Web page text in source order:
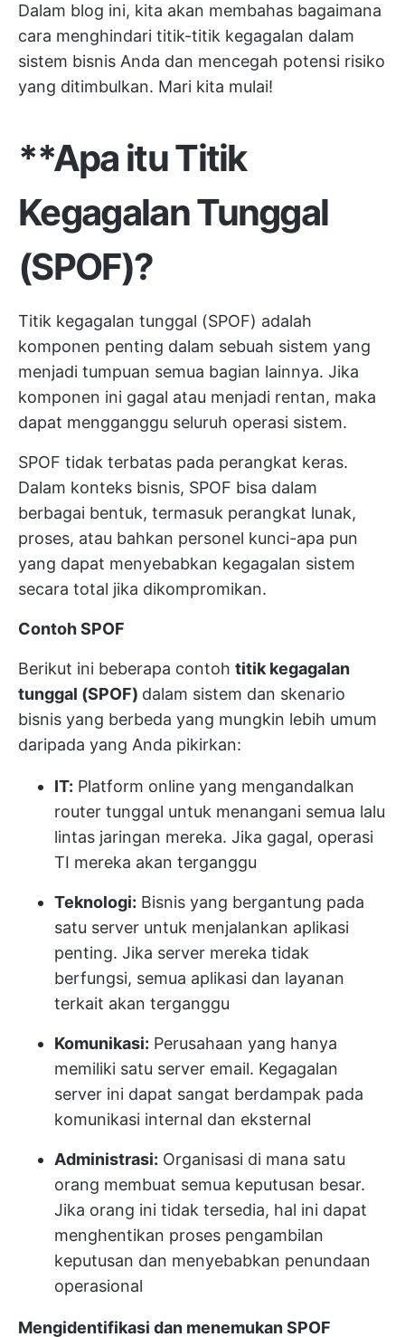
Dalam blog ini, kita akan membahas bagaimana
cara menghindari titik-titik kegagalan dalam
sistem bisnis Anda dan mencegah potensi risiko
yang ditimbulkan. Mari kita mulai!
**Apa itu Titik
Kegagalan Tunggal
(SPOF)?
Titik kegagalan tunggal (SPOF) adalah
komponen penting dalam sebuah sistem yang
menjadi tumpuan semua bagian lainnya. Jika
komponen ini gagal atau menjadi rentan, maka
dapat mengganggu seluruh operasi sistem.
SPOF tidak terbatas pada perangkat keras.
Dalam konteks bisnis, SPOF bisa dalam
berbagai bentuk, termasuk perangkat lunak,
proses, atau bahkan personel kunci-apa pun
yang dapat menyebabkan kegagalan sistem
secara total jika dikompromikan.
Contoh SPOF
Berikut ini beberapa contoh titik kegagalan
tunggal (SPOF) dalam sistem dan skenario
bisnis yang berbeda yang mungkin lebih umum
daripada yang Anda pikirkan:
IT: Platform online yang mengandalkan
router tunggal untuk menangani semua lalu
lintas jaringan mereka. Jika gagal, operasi
TI mereka akan terganggu
Teknologi: Bisnis yang bergantung pada
satu server untuk menjalankan aplikasi
penting. Jika server mereka tidak
berfungsi, semua aplikasi dan layanan
terkait akan terganggu
Komunikasi: Perusahaan yang hanya
memiliki satu server email. Kegagalan
server ini dapat sangat berdampak pada
komunikasi internal dan eksternal
Administrasi: Organisasi di mana satu
orang membuat semua keputusan besar.
Jika orang ini tidak tersedia, hal ini dapat
menghentikan proses pengambilan
keputusan dan menyebabkan penundaan
operasional
Mengidentifikasi dan menemukan SPOF